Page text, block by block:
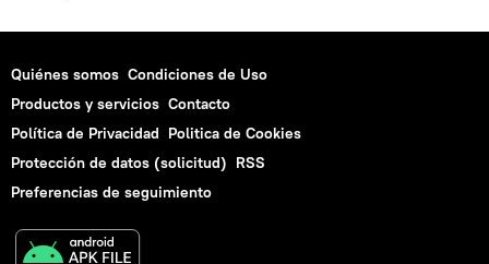
Quiénes somos Condiciones de Uso
Productos y servicios Contacto
Política de Privacidad Politica de Cookies
Protección de datos (solicitud) RSS
Preferencias de seguimiento